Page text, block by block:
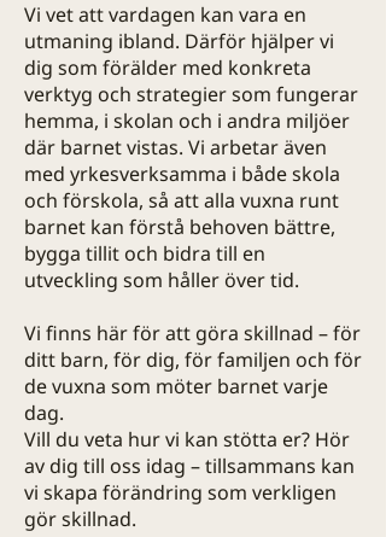
Vi vet att vardagen kan vara en
utmaning ibland. Därför hjälper vi
dig som förälder med konkreta
verktyg och strategier som fungerar
hemma, i skolan och i andra miljöer
där barnet vistas. Vi arbetar även
med yrkesverksamma i både skola
och förskola, så att alla vuxna runt
barnet kan förstå behoven bättre,
bygga tillit och bidra till en
utveckling som håller över tid.
Vi finns här för att göra skillnad – för
ditt barn, för dig, för familjen och för
de vuxna som möter barnet varje
dag.
Vill du veta hur vi kan stötta er? Hör
av dig till oss idag – tillsammans kan
vi skapa förändring som verkligen
gör skillnad.